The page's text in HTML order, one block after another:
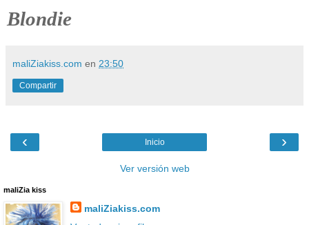
Blondie
maliZiakiss.com en 23:50
Compartir
‹ ›
Inicio
Ver versión web
maliZia kiss
maliZiakiss.com